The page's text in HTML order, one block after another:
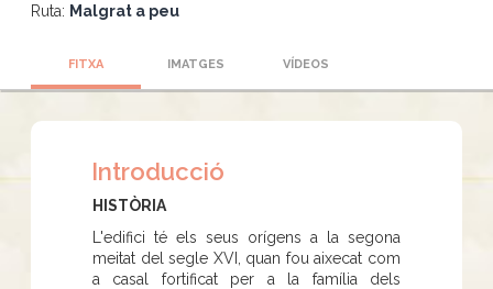
Ruta: Malgrat a peu
FITXA IMATGES VÍDEOS
Introducció
HISTÒRIA
L'edifici té els seus orígens a la segona
meitat del segle XVI, quan fou aixecat com
a casal fortificat per a la família dels